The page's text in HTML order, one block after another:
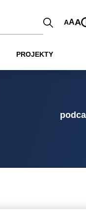
AAA
PROJEKTY